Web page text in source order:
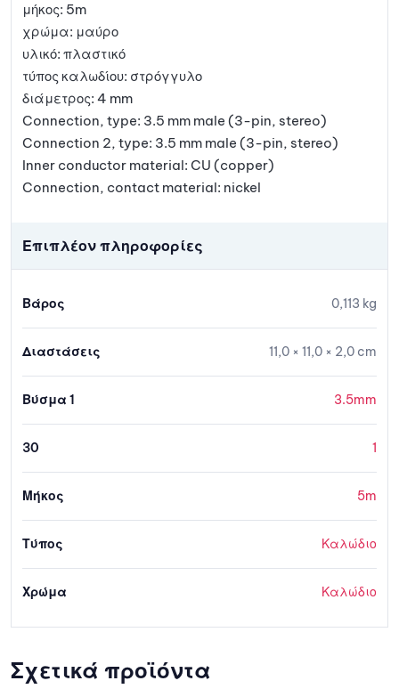
μήκος: 5m
χρώμα: μαύρο
υλικό: πλαστικό
τύπος καλωδίου: στρόγγυλο
διάμετρος: 4 mm
Connection, type: 3.5 mm male (3-pin, stereo)
Connection 2, type: 3.5 mm male (3-pin, stereo)
Inner conductor material: CU (copper)
Connection, contact material: nickel
Επιπλέον πληροφορίες
Βάρος 0,113 kg
Διαστάσεις 11,0 × 11,0 × 2,0 cm
Βύσμα 1 3.5mm
30 1
Μήκος 5m
Τύπος Καλώδιο
Χρώμα Καλώδιο
Σχετικά προϊόντα